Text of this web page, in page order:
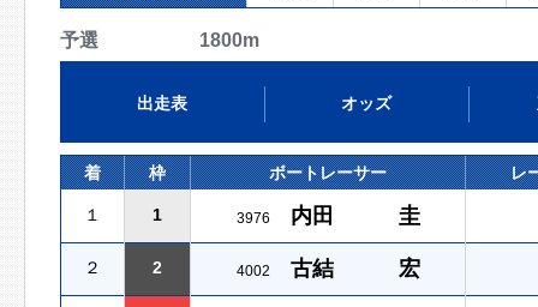
予選 1800m
出走表 オッズ
着 枠 ボートレーサー レ
１ 1 3976 内田 圭
２ 2 4002 古結 宏